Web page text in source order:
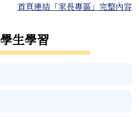
首頁連結「家長專區」完整內容
學生學習